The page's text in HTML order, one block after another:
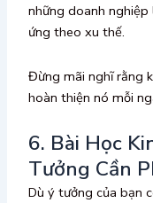
những doanh
ứng theo xu thế.
Đừng mãi nghĩ rằng
hoàn thiện nó mỗi
6. Bài Học
Tưởng Cần
Dù ý tưởng của bạn